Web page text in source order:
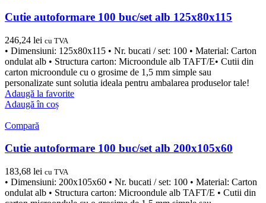
Cutie autoformare 100 buc/set alb 125x80x115
246,24 lei cu TVA
• Dimensiuni: 125x80x115 • Nr. bucati / set: 100 • Material: Carton
ondulat alb • Structura carton: Microondule alb TAFT/E• Cutii din
carton microondule cu o grosime de 1,5 mm simple sau
personalizate sunt solutia ideala pentru ambalarea produselor tale!
Adaugă la favorite
Adaugă în coș
Compară
Cutie autoformare 100 buc/set alb 200x105x60
183,68 lei cu TVA
• Dimensiuni: 200x105x60 • Nr. bucati / set: 100 • Material: Carton
ondulat alb • Structura carton: Microondule alb TAFT/E • Cutii din